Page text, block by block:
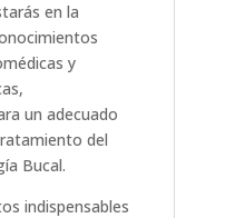
en la
y
un adecuado
del
Bucal.
indispensables